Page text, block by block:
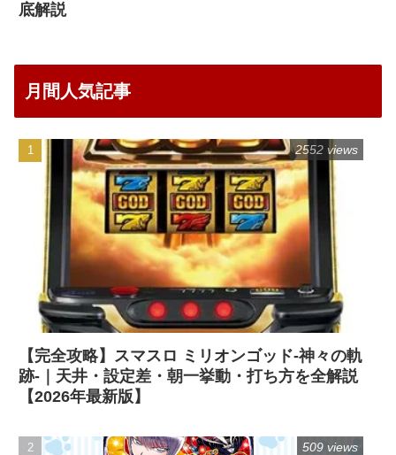
底解説
月間人気記事
【完全攻略】スマスロ ミリオンゴッド-神々の軌
跡-｜天井・設定差・朝一挙動・打ち方を全解説
【2026年最新版】
2552 views
509 views